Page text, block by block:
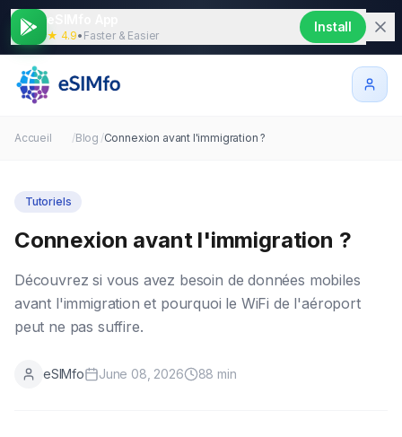
★ 4.9• Faster & Easier
Install
Accueil /Blog /Connexion avant l'immigration ?
Tutoriels
Connexion avant l'immigration ?
Découvrez si vous avez besoin de données mobiles
avant l'immigration et pourquoi le WiFi de l'aéroport
peut ne pas suffire.
eSIMfo June 08, 2026 88 min